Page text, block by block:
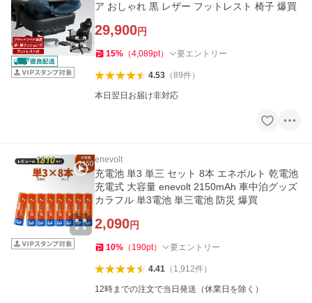
ア おしゃれ 黒 レザー フットレスト 椅子 爆買
29,900円
15% （4,089pt） 要エントリー
4.53（89件）
本日翌日お届け非対応
enevolt
充電池 単3 単三 セット 8本 エネボルト 乾電池
充電式 大容量 enevolt 2150mAh 車中泊グッズ
カラフル 単3電池 単三電池 防災 爆買
2,090円
10% （ 190pt） 要エントリー
4.41（ 1,912件）
12時までの注文で当日発送（休業日を除く）